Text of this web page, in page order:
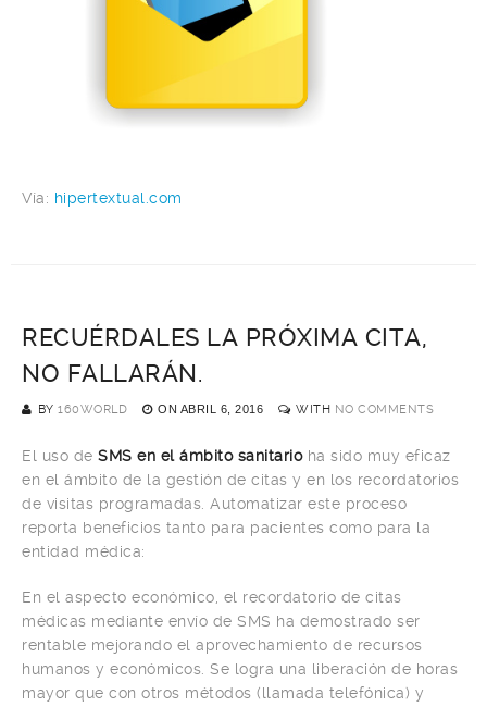
Vía: hipertextual.com
RECUÉRDALES LA PRÓXIMA CITA,
NO FALLARÁN.
BY 160WORLD ON ABRIL 6, 2016 WITH NO COMMENTS
El uso de SMS en el ámbito sanitarioha sido muy eficaz
en el ámbito de la gestión de citas y en los recordatorios
de visitas programadas. Automatizar este proceso
reporta beneficios tanto para pacientes como para la
entidad médica:
En el aspecto económico, el recordatorio de citas
médicas mediante envío de SMS ha demostrado ser
rentable mejorando el aprovechamiento de recursos
humanos y económicos. Se logra una liberación de horas
mayor que con otros métodos (llamada telefónica) y